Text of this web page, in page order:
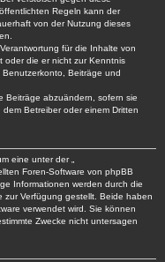
Regeln kann der
von der Nutzung dieses
für die Inhalte von
oder die er nicht zur Kenntnis
Beiträge und
Beiträge abzuändern, sofern sie
Betreiber oder einem Dritten
eine unter der „
Foren-Software von phpBB
Informationen werden durch die
zur Verfügung gestellt. Beide haben
verwendet wird. Sie können
Zwecke nicht untersagen